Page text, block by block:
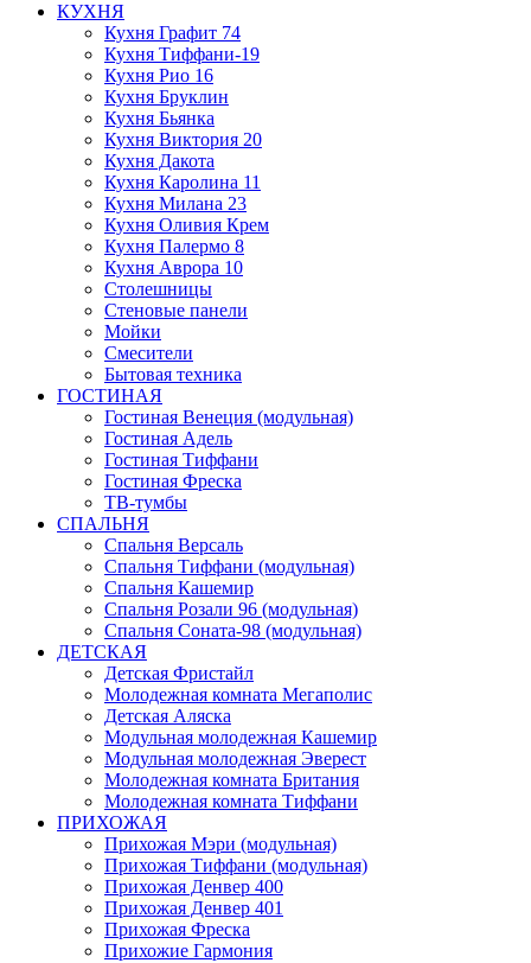
КУХНЯ
Кухня Графит 74
Кухня Тиффани-19
Кухня Рио 16
Кухня Бруклин
Кухня Бьянка
Кухня Виктория 20
Кухня Дакота
Кухня Каролина 11
Кухня Милана 23
Кухня Оливия Крем
Кухня Палермо 8
Кухня Аврора 10
Столешницы
Стеновые панели
Мойки
Смесители
Бытовая техника
ГОСТИНАЯ
Гостиная Венеция (модульная)
Гостиная Адель
Гостиная Тиффани
Гостиная Фреска
ТВ-тумбы
СПАЛЬНЯ
Спальня Версаль
Спальня Тиффани (модульная)
Спальня Кашемир
Спальня Розали 96 (модульная)
Спальня Соната-98 (модульная)
ДЕТСКАЯ
Детская Фристайл
Молодежная комната Мегаполис
Детская Аляска
Модульная молодежная Кашемир
Модульная молодежная Эверест
Молодежная комната Британия
Молодежная комната Тиффани
ПРИХОЖАЯ
Прихожая Мэри (модульная)
Прихожая Тиффани (модульная)
Прихожая Денвер 400
Прихожая Денвер 401
Прихожая Фреска
Прихожие Гармония